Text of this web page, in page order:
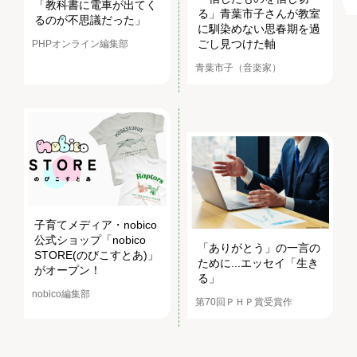
「教科書に電車が出てく
るのが不思議だった」
PHPオンライン編集部
る」青葉市子さんが教室
に馴染めない思春期を過
ごし見つけた軸
青葉市子（音楽家）
子育てメディア・nobico
公式ショップ「nobico
STORE(のびこすとあ)」
がオープン！
nobico編集部
「ありがとう」の一言の
ために...エッセイ「生き
る」
第70回ＰＨＰ賞受賞作